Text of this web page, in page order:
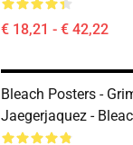
€ 18,21 - € 42,22
Bleach Posters -
Jaegerjaquez -